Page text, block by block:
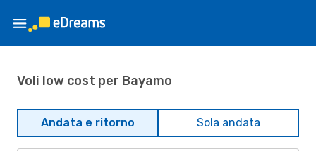
Voli low cost per Bayamo
Andata e ritorno Sola andata